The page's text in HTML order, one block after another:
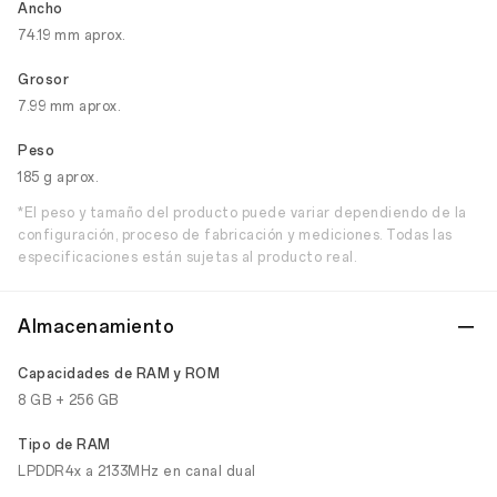
Ancho
74.19 mm aprox.
Grosor
7.99 mm aprox.
Peso
185 g aprox.
*El peso y tamaño del producto puede variar dependiendo de la
configuración, proceso de fabricación y mediciones. Todas las
especificaciones están sujetas al producto real.
Almacenamiento
Capacidades de RAM y ROM
8 GB + 256 GB
Tipo de RAM
LPDDR4x a 2133MHz en canal dual